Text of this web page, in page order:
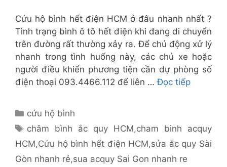
Cứu hộ bình hết điện HCM ở đâu nhanh nhất ?
Tình trạng bình ô tô hết điện khi đang di chuyển
trên đường rất thường xảy ra. Để chủ động xử lý
nhanh trong tình huống này, các chủ xe hoặc
người điều khiển phương tiện cần dự phòng số
điện thoại 093.4466.112 để liên …Đọc tiếp
Danh
mục
cứu hộ bình
Thẻ
châm bình ắc quy HCM,cham binh acquy
HCM,Cứu hộ bình hết điện HCM,sửa ắc quy Sài
Gòn nhanh rẻ,sua acquy Sai Gon nhanh re